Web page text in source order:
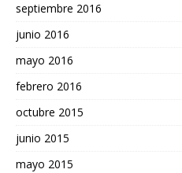
septiembre 2016
junio 2016
mayo 2016
febrero 2016
octubre 2015
junio 2015
mayo 2015